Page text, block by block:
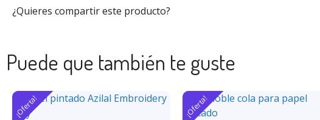
¿Quieres compartir este producto?
Puede que también te guste
¡Oferta! ¡Oferta!